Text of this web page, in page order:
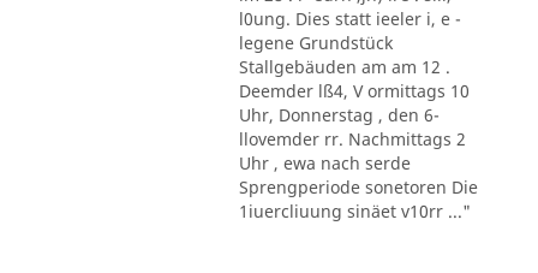
l0ung. Dies statt ieeler i, e -
legene Grundstück
Stallgebäuden am am 12 .
Deemder lß4, V ormittags 10
Uhr, Donnerstag , den 6-
llovemder rr. Nachmittags 2
Uhr , ewa nach serde
Sprengperiode sonetoren Die
1iuercliuung sinäet v10rr ..."